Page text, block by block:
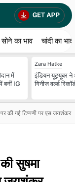
सोने का भाव चांदी का भाव
में
बनीं IG
Zara Hatke
इंडियन यूट्यूबर ने
गिनीज वर्ल्ड
की गई टिप्‍पणी पर एस जयशंकर
सुषमा